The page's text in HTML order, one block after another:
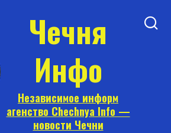
Чечня
Инфо
Независимое информ
агенство Chechnya Info —
новости Чечни